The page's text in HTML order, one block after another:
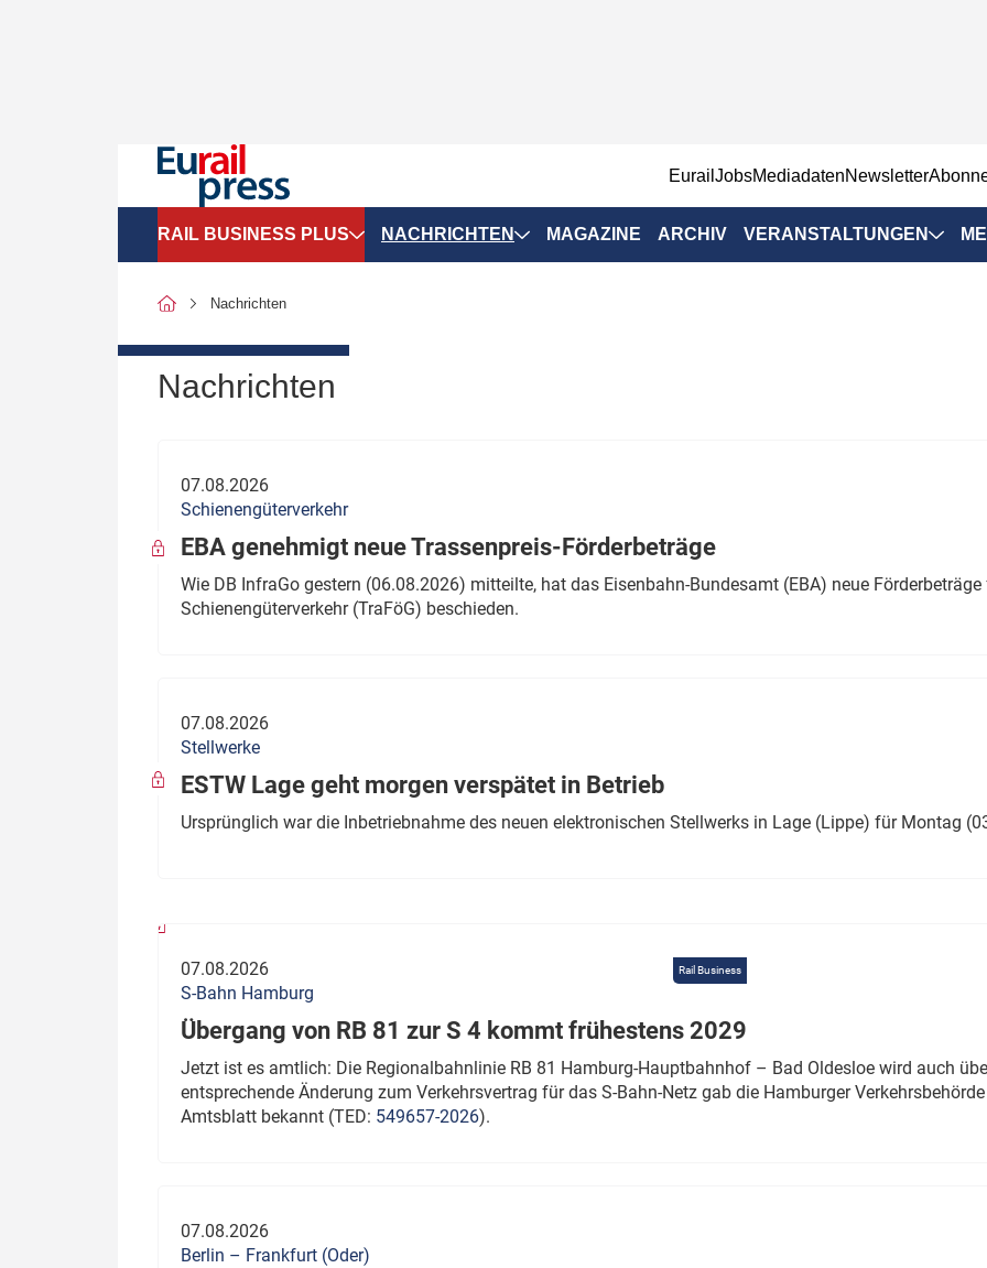
EurailJobsMediadatenNewsletter
RAIL BUSINESS PLUS
SPNV-Marktdaten
Politik
Verbände: Wer spricht für
wen?
Thema des Monats
Dossier: Generalsanierung
Dossier: ETCS
NACHRICHTEN
Infrastruktur & Ausrüstung
ÖPNV
MAGAZINE ARCHIV VERANSTALTUNGEN
Nachrichten
Nachrichten
07.08.2026
Schienengüterverkehr
EBA genehmigt neue Trassenpreis-Förderbeträge
Wie DB InfraGo gestern (06.08.2026) mitteilte, hat das Eisenbahn-Bundesamt (EBA) neue
Schienengüterverkehr (TraFöG) beschieden.
07.08.2026
Stellwerke
ESTW Lage geht morgen verspätet in Betrieb
Ursprünglich war die Inbetriebnahme des neuen elektronischen Stellwerks in Lage (Lippe) für Montag
Rail Business
07.08.2026
S-Bahn Hamburg
Übergang von RB 81 zur S 4 kommt frühestens 2029
Jetzt ist es amtlich: Die Regionalbahnlinie RB 81 Hamburg-Hauptbahnhof – Bad Oldesloe wird auch
entsprechende Änderung zum Verkehrsvertrag für das S-Bahn-Netz gab die Hamburger
Amtsblatt bekannt (TED: 549657-2026).
07.08.2026
Berlin – Frankfurt (Oder)